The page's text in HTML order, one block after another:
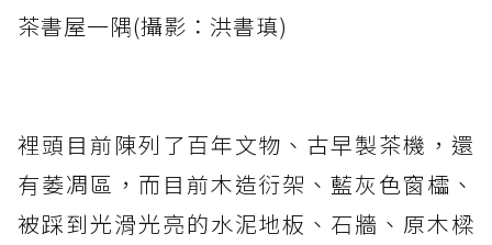
茶書屋一隅(攝影：洪書瑱)
裡頭目前陳列了百年文物、古早製茶機，還
有萎凋區，而目前木造衍架、藍灰色窗櫺、
被踩到光滑光亮的水泥地板、石牆、原木樑